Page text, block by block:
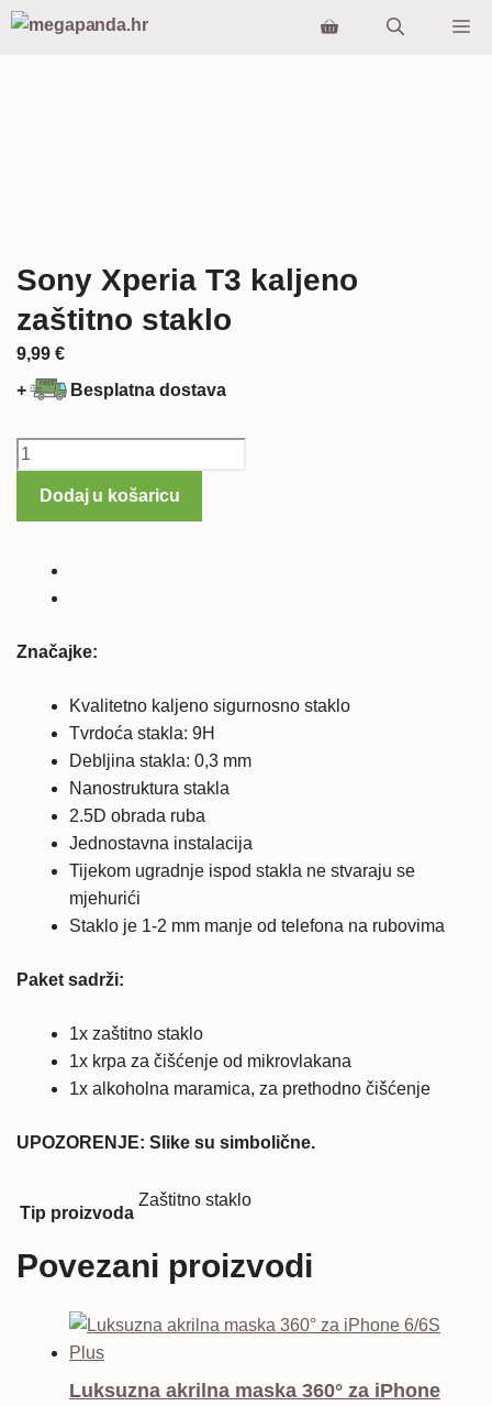
Preskoči
Sony Xperia T3 kaljeno
zaštitno staklo
9,99 €
+
Besplatna dostava
Sony
Dodaj u košaricu
Značajke:
Kvalitetno kaljeno sigurnosno staklo
Tvrdoća stakla: 9H
Debljina stakla: 0,3 mm
Nanostruktura stakla
2.5D obrada ruba
Jednostavna instalacija
Tijekom ugradnje ispod stakla ne stvaraju se
mjehurići
Staklo je 1-2 mm manje od telefona na rubovima
Paket sadrži:
1x zaštitno staklo
1x krpa za čišćenje od mikrovlakana
1x alkoholna maramica, za prethodno čišćenje
UPOZORENJE: Slike su simbolične.
Tip proizvoda
Zaštitno staklo
Povezani proizvodi
Luksuzna akrilna maska 360° za iPhone